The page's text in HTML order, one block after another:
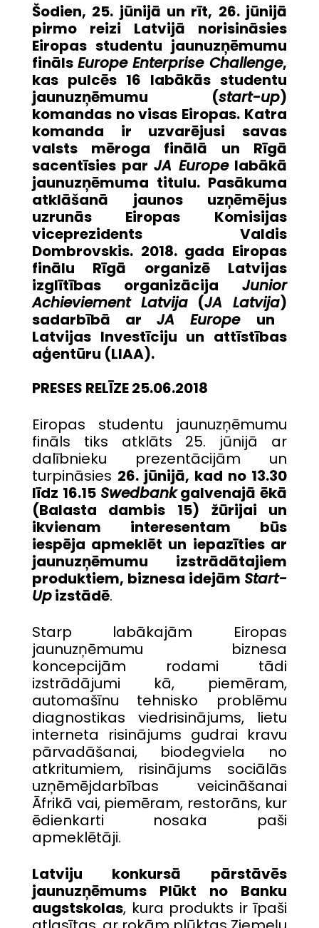
Šodien, 25. jūnijā un rīt, 26. jūnijā
pirmo reizi Latvijā norisināsies
Eiropas studentu jaunuzņēmumu
fināls Europe Enterprise Challenge,
kas pulcēs 16 labākās studentu
jaunuzņēmumu (start-up)
komandas no visas Eiropas. Katra
komanda ir uzvarējusi savas
valsts mēroga finālā un Rīgā
sacentīsies par JA Europelabākā
jaunuzņēmuma titulu. Pasākuma
atklāšanā jaunos uzņēmējus
uzrunās Eiropas Komisijas
viceprezidents Valdis
Dombrovskis. 2018. gada Eiropas
finālu Rīgā organizē Latvijas
izglītības organizācijaJunior
Achieviement Latvija(JA Latvija)
sadarbībā ar JA Europe un
Latvijas Investīciju un attīstības
aģentūru (LIAA).
PRESES RELĪZE 25.06.2018
Eiropas studentu jaunuzņēmumu
fināls tiks atklāts 25. jūnijā ar
dalībnieku prezentācijām un
turpināsies 26. jūnijā, kad no 13.30
līdz 16.15 Swedbankgalvenajā ēkā
(Balasta dambis 15) žūrijai un
ikvienam interesentam būs
iespēja apmeklēt un iepazīties ar
jaunuzņēmumu izstrādātajiem
produktiem, biznesa idejām Start-
Upizstādē.
Starp labākajām Eiropas
jaunuzņēmumu biznesa
koncepcijām rodami tādi
izstrādājumi kā, piemēram,
automašīnu tehnisko problēmu
diagnostikas viedrisinājums, lietu
interneta risinājums gudrai kravu
pārvadāšanai, biodegviela no
atkritumiem, risinājums sociālās
uzņēmējdarbības veicināšanai
Āfrikā vai, piemēram, restorāns, kur
ēdienkarti nosaka paši
apmeklētāji.
Latviju konkursā pārstāvēs
jaunuzņēmums Plūkt no Banku
augstskolas, kura produkts ir īpaši